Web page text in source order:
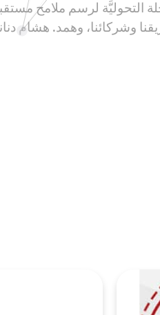
التحوليَّة لرسم ملامح
وشركائنا، وهمد. هشام